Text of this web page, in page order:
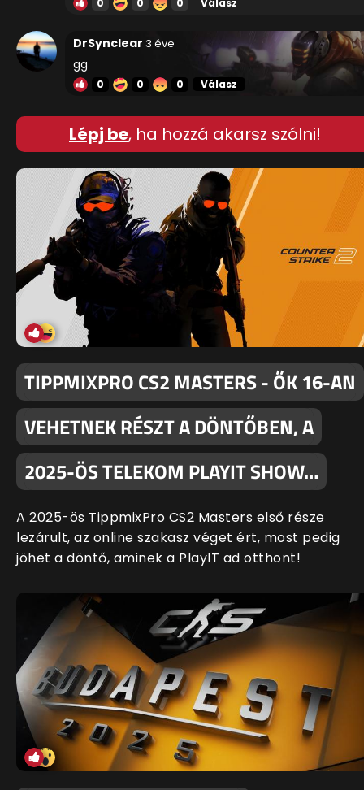
DrSynclear 3 éve
gg
0 0 0 Válasz
Lépj be, ha hozzá akarsz szólni!
TIPPMIXPRO CS2 MASTERS - ŐK 16-AN
VEHETNEK RÉSZT A DÖNTŐBEN, A
2025-ÖS TELEKOM PLAYIT SHOW…
A 2025-ös TippmixPro CS2 Masters első része
lezárult, az online szakasz véget ért, most pedig
jöhet a döntő, aminek a PlayIT ad otthont!